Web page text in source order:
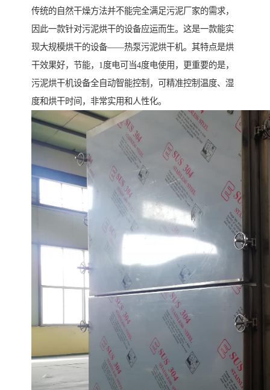
传统的自然干燥方法并不能完全满足污泥厂家的需求，
因此一款针对污泥烘干的设备应运而生。这是一款能实
现大规模烘干的设备——热泵污泥烘干机。其特点是烘
干效果好，节能，1度电可当4度电使用，更重要的是，
污泥烘干机设备全自动智能控制，可精准控制温度、湿
度和烘干时间，非常实用和人性化。